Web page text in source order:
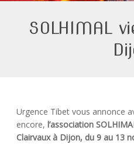
SOLHIMAL
Urgence Tibet vous annonce
encore, l’association
Clairvaux à Dijon, du 9 au 13